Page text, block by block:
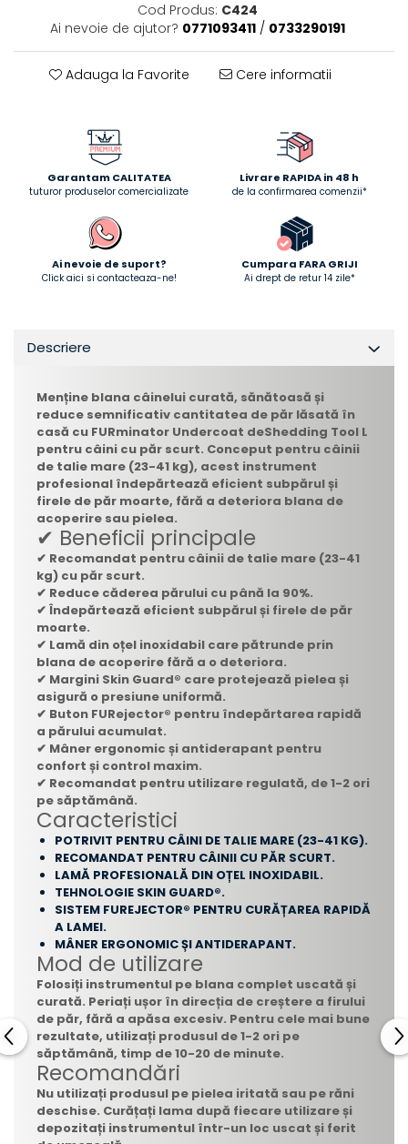
Cod Produs: C424
Ai nevoie de ajutor? 0771093411 / 0733290191
Adauga la Favorite Cere informatii
Garantam CALITATEA
tuturor produselor comercializate
Livrare RAPIDA in 48 h
de la confirmarea comenzii*
Ai nevoie de suport?
Click aici si contacteaza-ne!
Cumpara FARA GRIJI
Ai drept de retur 14 zile*
Descriere
Menține blana câinelui curată, sănătoasă și
reduce semnificativ cantitatea de păr lăsată în
casă cu FURminator Undercoat deShedding Tool L
pentru câini cu păr scurt. Conceput pentru câinii
de talie mare (23-41 kg), acest instrument
profesional îndepărtează eficient subpărul și
firele de păr moarte, fără a deteriora blana de
acoperire sau pielea.
✔ Beneficii principale
✔ Recomandat pentru câinii de talie mare (23-41
kg) cu păr scurt.
✔ Reduce căderea părului cu până la 90%.
✔ Îndepărtează eficient subpărul și firele de păr
moarte.
✔ Lamă din oțel inoxidabil care pătrunde prin
blana de acoperire fără a o deteriora.
✔ Margini Skin Guard® care protejează pielea și
asigură o presiune uniformă.
✔ Buton FURejector® pentru îndepărtarea rapidă
a părului acumulat.
✔ Mâner ergonomic și antiderapant pentru
confort și control maxim.
✔ Recomandat pentru utilizare regulată, de 1-2 ori
pe săptămână.
Caracteristici
POTRIVIT PENTRU CÂINI DE TALIE MARE (23-41 KG).
RECOMANDAT PENTRU CÂINII CU PĂR SCURT.
LAMĂ PROFESIONALĂ DIN OȚEL INOXIDABIL.
TEHNOLOGIE SKIN GUARD®.
SISTEM FUREJECTOR® PENTRU CURĂȚAREA RAPIDĂ
A LAMEI.
MÂNER ERGONOMIC ȘI ANTIDERAPANT.
Mod de utilizare
Folosiți instrumentul pe blana complet uscată și
curată. Periați ușor în direcția de creștere a firului
de păr, fără a apăsa excesiv. Pentru cele mai bune
rezultate, utilizați produsul de 1-2 ori pe
săptămână, timp de 10-20 de minute.
Recomandări
Nu utilizați produsul pe pielea iritată sau pe răni
deschise. Curățați lama după fiecare utilizare și
depozitați instrumentul într-un loc uscat și ferit